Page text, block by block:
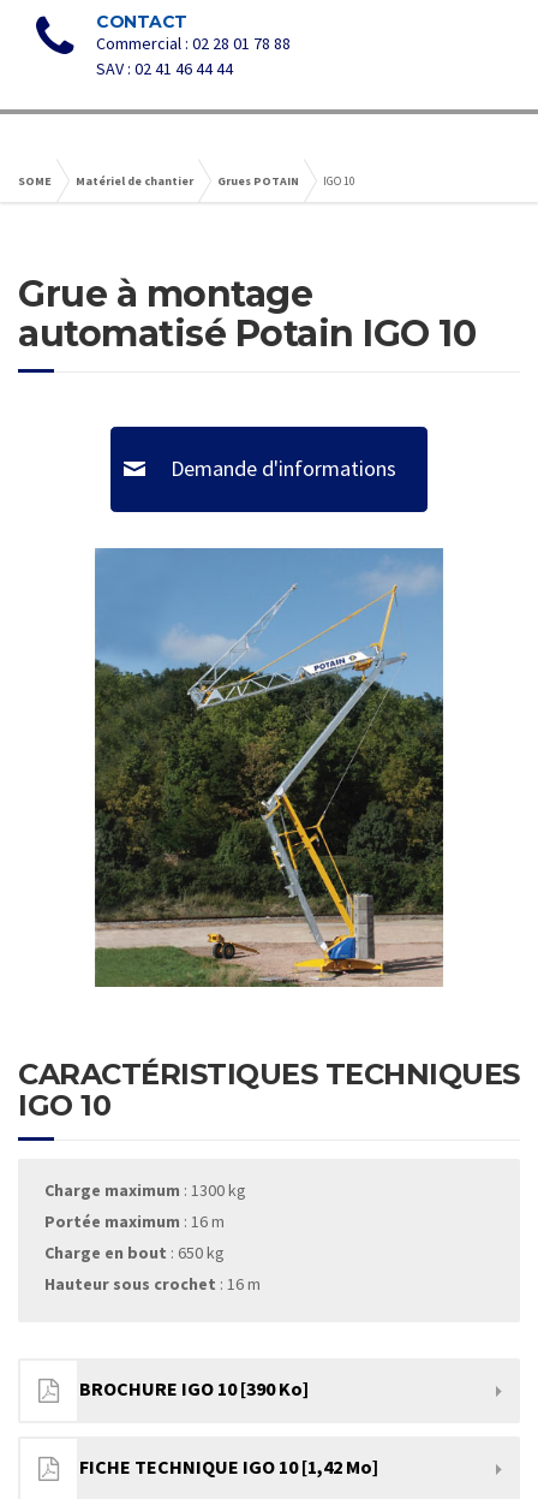
CONTACT
Commercial : 02 28 01 78 88
SAV : 02 41 46 44 44
SOME Matériel de chantier Grues POTAIN IGO 10
Grue à montage
automatisé Potain IGO 10
Demande d'informations
CARACTÉRISTIQUES TECHNIQUES
IGO 10
Charge maximum : 1300 kg
Portée maximum : 16 m
Charge en bout : 650 kg
Hauteur sous crochet : 16 m
BROCHURE IGO 10 [390 Ko]
FICHE TECHNIQUE IGO 10 [1,42 Mo]